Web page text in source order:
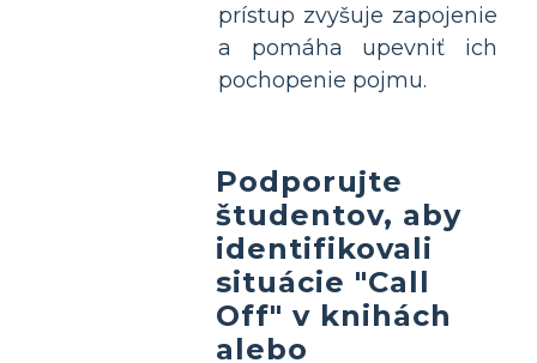
prístup zvyšuje zapojenie
a pomáha upevniť ich
pochopenie pojmu.
Podporujte
študentov, aby
identifikovali
situácie "Call
Off" v knihách
alebo